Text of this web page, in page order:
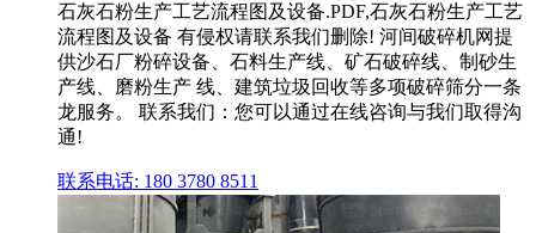
石灰石粉生产工艺流程图及设备.PDF,石灰石粉生产工艺
流程图及设备 有侵权请联系我们删除! 河间破碎机网提
供沙石厂粉碎设备、石料生产线、矿石破碎线、制砂生
产线、磨粉生产 线、建筑垃圾回收等多项破碎筛分一条
龙服务。 联系我们：您可以通过在线咨询与我们取得沟
通!
联系电话: 180 3780 8511